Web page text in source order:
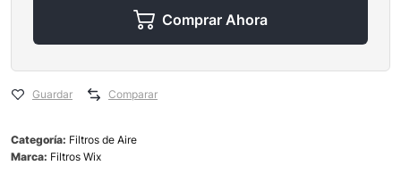
Comprar Ahora
Guardar Comparar
Categoría: Filtros de Aire
Marca: Filtros Wix